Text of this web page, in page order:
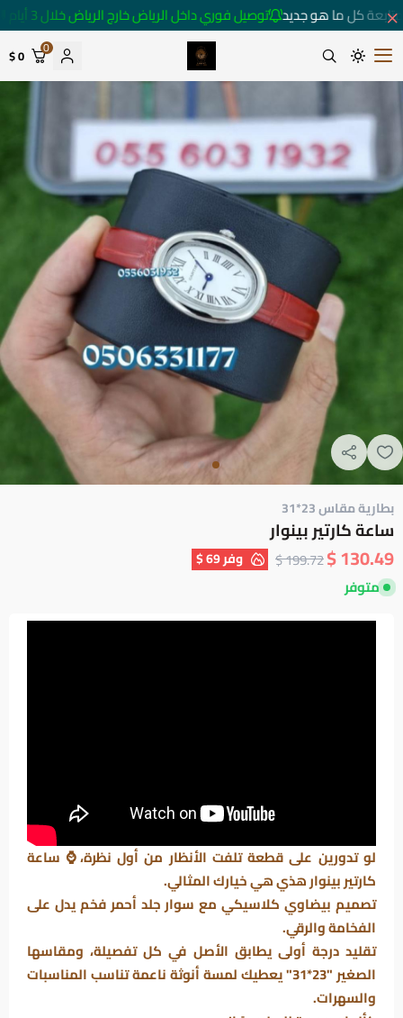
كل ما هو جديد توصيل فوري داخل الرياض خارج الرياض خلال 3 أيام 🚚
متجر ساعات رومانس
0
0 $
بطارية مقاس 23*31
ساعة كارتير بينوار
130.49 $
199.72 $ وفر69 $
متوفر
لو تدورين على قطعة تلفت الأنظار من أول نظرة،⌚ ساعة
كارتير بينوار هذي هي خيارك المثالي.
تصميم بيضاوي كلاسيكي مع سوار جلد أحمر فخم يدل على
الفخامة والرقي.
تقليد درجة أولى يطابق الأصل في كل تفصيلة، ومقاسها
الصغير "23*31" يعطيك لمسة أنوثة ناعمة تناسب المناسبات
والسهرات.